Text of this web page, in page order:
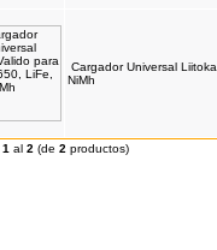
Cargador Universal
NiMh
1 al 2 (de 2 productos)